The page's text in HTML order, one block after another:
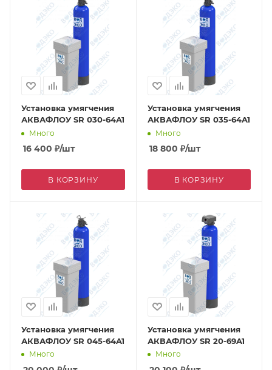
Установка умягчения
АКВАФЛОУ SR 030-64A1
Много
16 400 ₽/шт
В КОРЗИНУ
Установка умягчения
АКВАФЛОУ SR 035-64A1
Много
18 800 ₽/шт
В КОРЗИНУ
Установка умягчения
АКВАФЛОУ SR 045-64A1
Много
Установка умягчения
АКВАФЛОУ SR 20-69A1
Много